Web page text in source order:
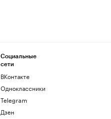
Социальные
сети
ВКонтакте
Одноклассники
Telegram
Дзен